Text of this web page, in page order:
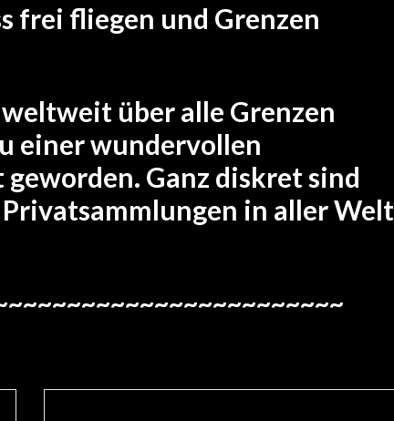
frei fliegen und Grenzen
über alle Grenzen
einer wundervollen
Ganz diskret sind
in aller Welt